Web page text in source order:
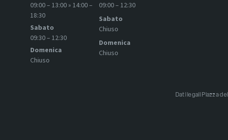
09:00 – 13:00 » 14:00 –
18:30
Sabato
09:30 – 12:30
Domenica
Chiuso
09:00 – 12:30
Sabato
Chiuso
Domenica
Chiuso
Dati legali Piazza